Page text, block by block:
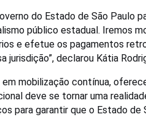
do Estado de São Paulo
público estadual. Iremos
e efetue os pagamentos
jurisdição”, declarou Kátia
mobilização contínua,
deve se tornar uma
para garantir que o Estado